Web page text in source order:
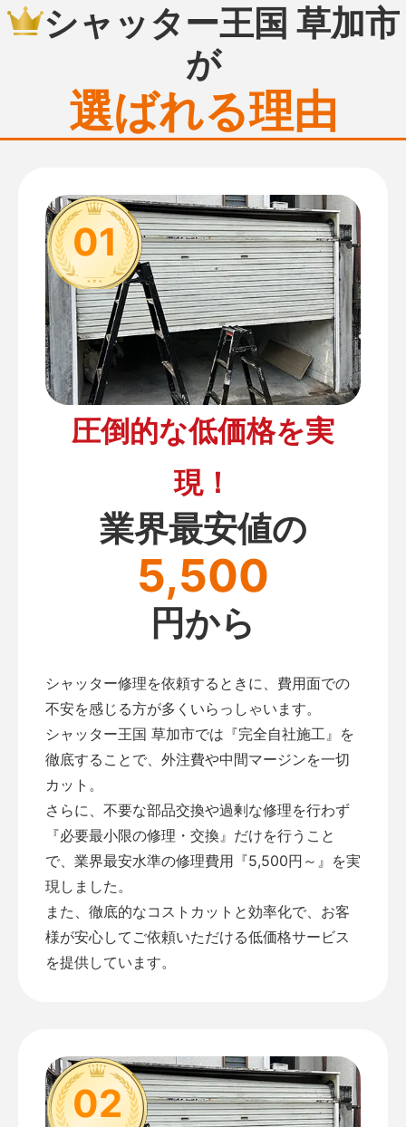
シャッター王国 草加市
が
選ばれる理由
01
圧倒的な低価格を実
現！
業界最安値の
5,500
円から
シャッター修理を依頼するときに、費用面での
不安を感じる方が多くいらっしゃいます。
シャッター王国 草加市では『完全自社施工』を
徹底することで、外注費や中間マージンを一切
カット。
さらに、不要な部品交換や過剰な修理を行わず
『必要最小限の修理・交換』だけを行うこと
で、業界最安水準の修理費用『5,500円～』を実
現しました。
また、徹底的なコストカットと効率化で、お客
様が安心してご依頼いただける低価格サービス
を提供しています。
02